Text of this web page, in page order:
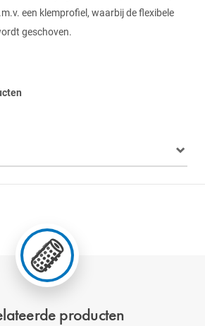
een klemprofiel, waarbij de flexibele
geschoven.
producten